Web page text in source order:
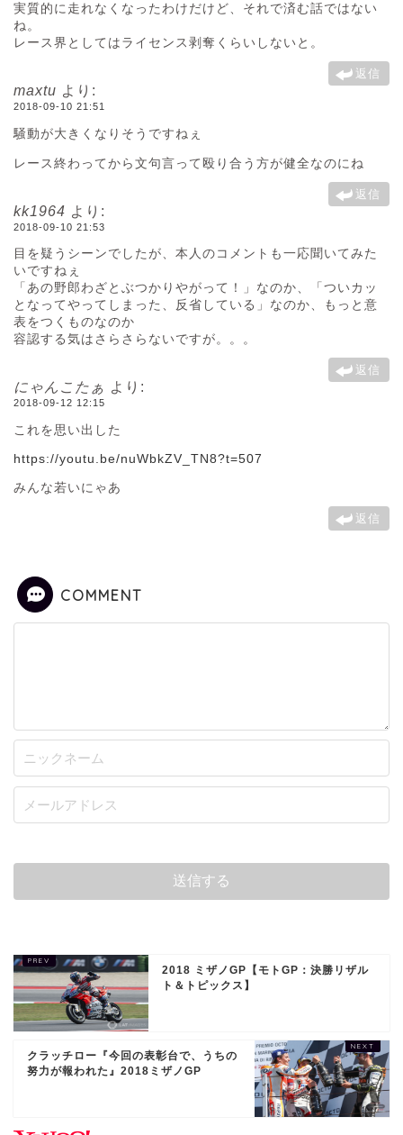
実質的に走れなくなったわけだけど、それで済む話ではない
ね。
レース界としてはライセンス剥奪くらいしないと。
返信
maxtu より:
2018-09-10 21:51
騒動が大きくなりそうですねぇ
レース終わってから文句言って殴り合う方が健全なのにね
返信
kk1964 より:
2018-09-10 21:53
目を疑うシーンでしたが、本人のコメントも一応聞いてみた
いですねぇ
「あの野郎わざとぶつかりやがって！」なのか、「ついカッ
となってやってしまった、反省している」なのか、もっと意
表をつくものなのか
容認する気はさらさらないですが。。。
返信
にゃんこたぁ より:
2018-09-12 12:15
これを思い出した
https://youtu.be/nuWbkZV_TN8?t=507
みんな若いにゃあ
返信
COMMENT
2018 ミザノGP【モトGP：決勝リザル
ト＆トピックス】
クラッチロー『今回の表彰台で、うちの
努力が報われた』2018ミザノGP